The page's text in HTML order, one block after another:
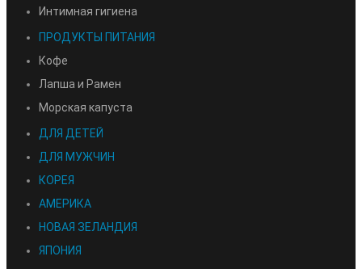
Интимная гигиена
ПРОДУКТЫ ПИТАНИЯ
Кофе
Лапша и Рамен
Морская капуста
ДЛЯ ДЕТЕЙ
ДЛЯ МУЖЧИН
КОРЕЯ
АМЕРИКА
НОВАЯ ЗЕЛАНДИЯ
ЯПОНИЯ